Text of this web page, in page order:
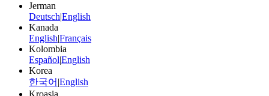
Jerman
DeutschEnglish
Kanada
EnglishFrançais
Kolombia
EspañolEnglish
Korea
한국어 English